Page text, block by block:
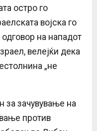
остро го
војска го
на нападот
велејќи дека
„не
за зачувување на
против